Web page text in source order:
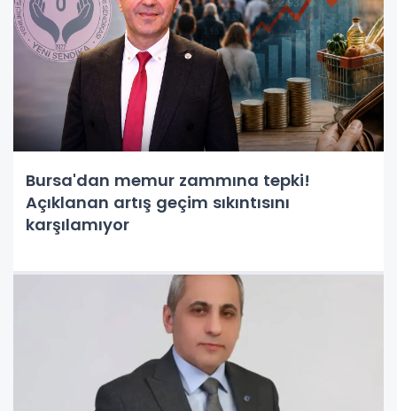
Bursa'dan memur zammına tepki!
Açıklanan artış geçim sıkıntısını
karşılamıyor